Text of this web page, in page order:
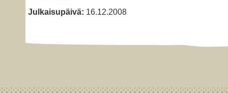
Julkaisupäivä: 16.12.2008